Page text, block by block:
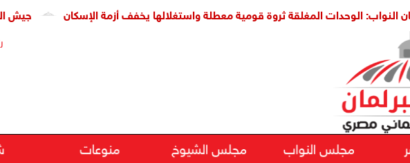
جيش الاحتلال: مقتل جنديين المغلقة ثروة قومية معطلة واستغلالها يخفف أزمة الإسكان
مجلس النواب مجلس الشيوخ منوعات